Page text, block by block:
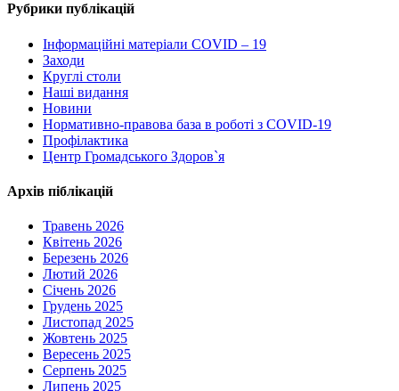
Рубрики публікацій
Інформаційні матеріали COVID – 19
Заходи
Круглі столи
Наші видання
Новини
Нормативно-правова база в роботі з COVID-19
Профілактика
Центр Громадського Здоров`я
Архів піблікацій
Травень 2026
Квітень 2026
Березень 2026
Лютий 2026
Січень 2026
Грудень 2025
Листопад 2025
Жовтень 2025
Вересень 2025
Серпень 2025
Липень 2025